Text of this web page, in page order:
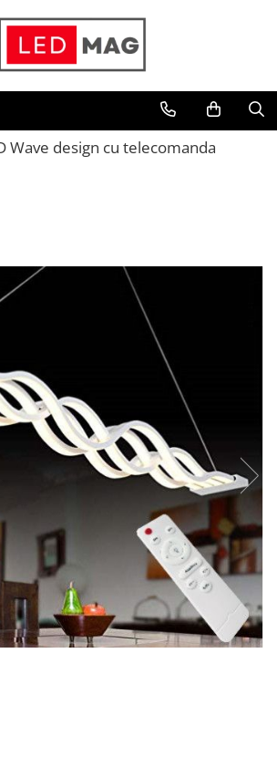
LED
Wave design cu telecomanda